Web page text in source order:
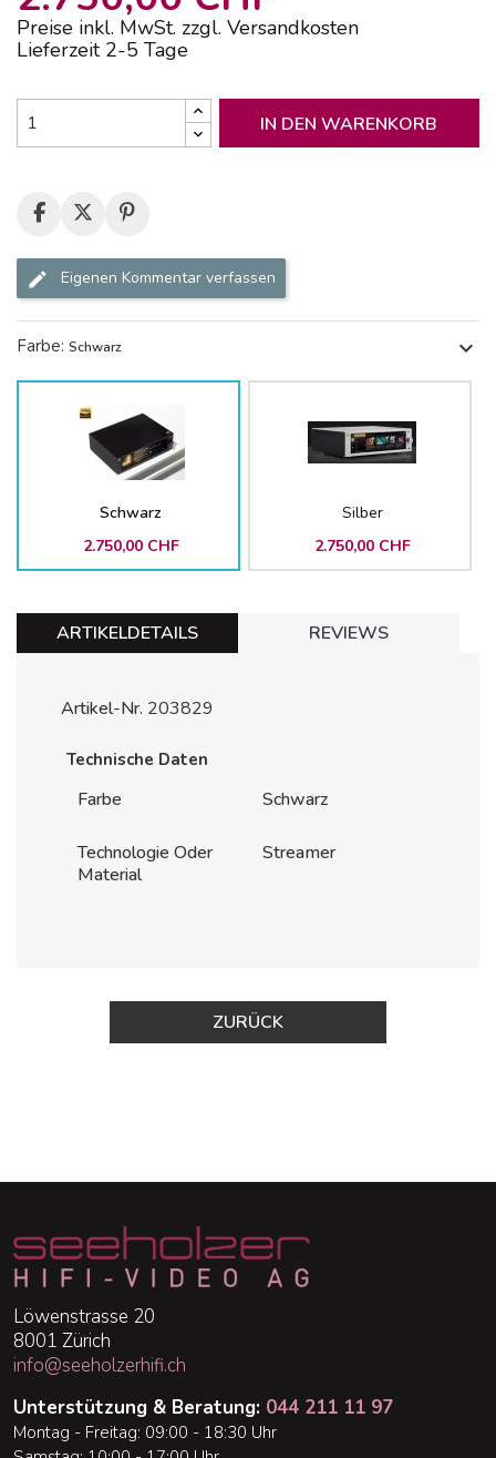
Preise inkl. MwSt. zzgl. Versandkosten
Lieferzeit 2-5 Tage
IN DEN WARENKORB
Eigenen Kommentar verfassen
Farbe: Schwarz expand_more
Schwarz
2.750,00 CHF
Silber
2.750,00 CHF
ARTIKELDETAILS REVIEWS
Artikel-Nr. 203829
Technische Daten
Farbe Schwarz
Technologie Oder
Material
Streamer
ZURÜCK
Löwenstrasse 20
8001 Zürich
info@seeholzerhifi.ch
Unterstützung & Beratung: 044 211 11 97
Montag - Freitag: 09:00 - 18:30 Uhr